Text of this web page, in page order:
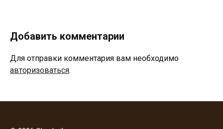
Добавить комментарии
Для отправки комментария вам необходимо
авторизоваться.